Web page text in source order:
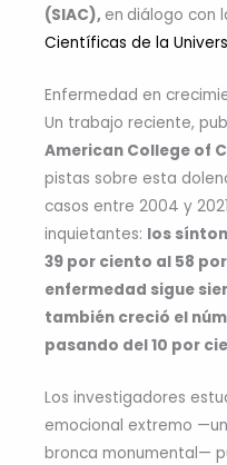
(SIAC), en diálogo con
Científicas de la
Enfermedad en
Un trabajo reciente,
American College of
pistas sobre esta
casos entre 2004 y
inquietantes: los
39 por ciento al 58
enfermedad sigue
también creció el
pasando del 10 por
Los investigadores
emocional extremo
bronca monumental—